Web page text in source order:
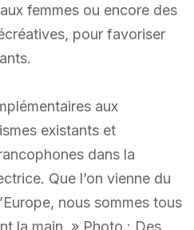
femmes ou encore des
pour favoriser
aux
existants et
dans la
Que l’on vienne du
nous sommes tous
la main. » Photo : Des